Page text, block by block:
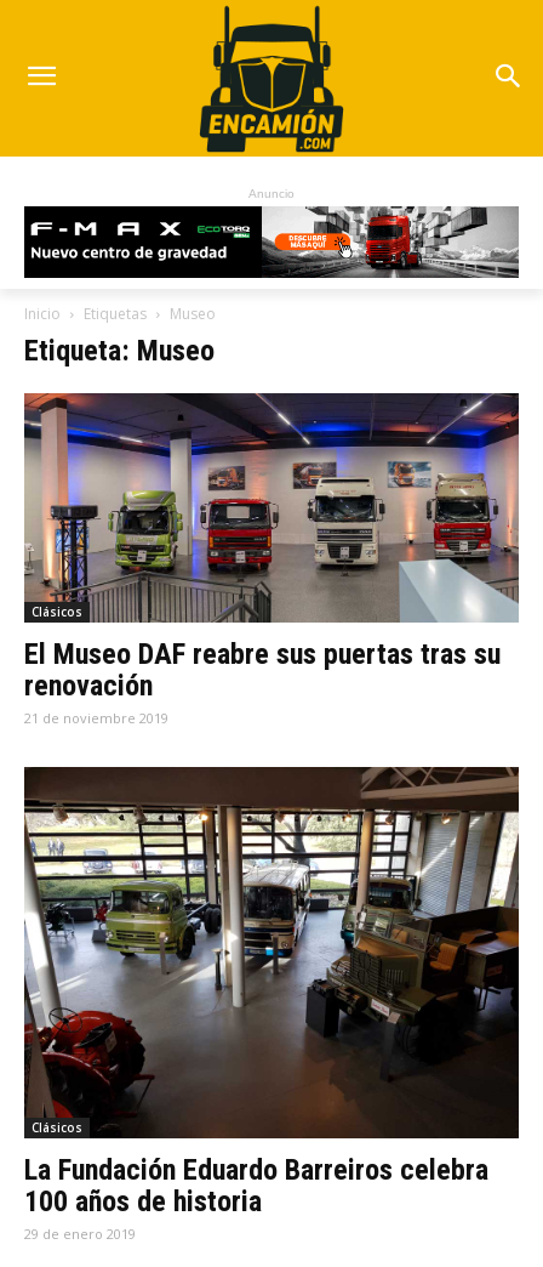
Anuncio
Inicio Etiquetas Museo
Etiqueta: Museo
Clásicos
El Museo DAF reabre sus puertas tras su
renovación
21 de noviembre 2019
Clásicos
La Fundación Eduardo Barreiros celebra
100 años de historia
29 de enero 2019